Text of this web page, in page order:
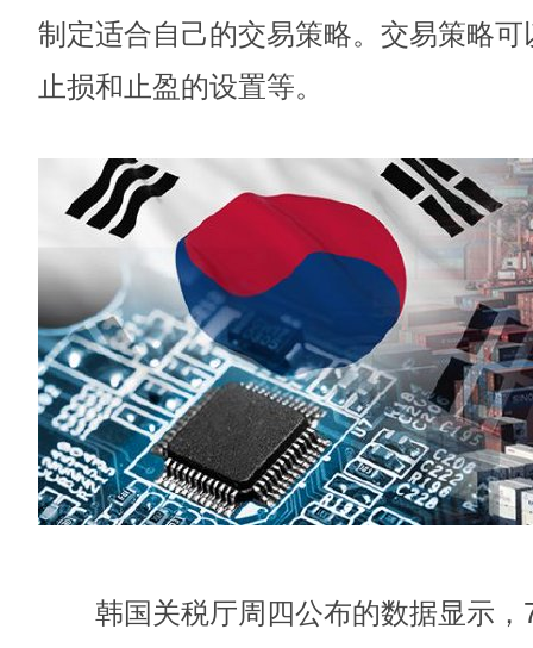
制定适合自己的交易策略。交易策略
止损和止盈的设置等。
韩国关税厅周四公布的数据显示，